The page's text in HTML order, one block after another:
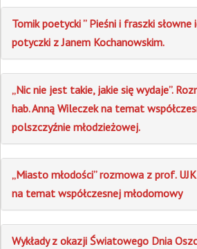
Tomik poetycki ” Pieśni i fraszki słowne
potyczki z Janem Kochanowskim.
„Nic nie jest takie, jakie się wydaje”.
hab. Anną Wileczek na temat
polszczyźnie młodzieżowej.
„Miasto młodości” rozmowa z prof.
na temat współczesnej młodomowy
Wykłady z okazji Światowego Dnia